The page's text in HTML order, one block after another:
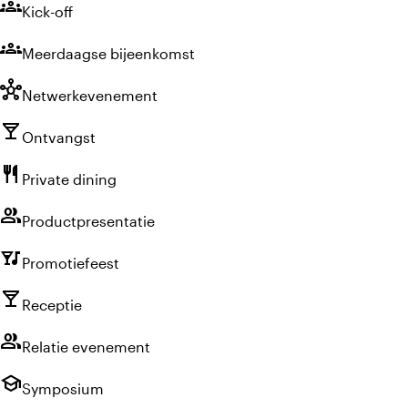
groupsKick-off
groupsMeerdaagse bijeenkomst
hubNetwerkevenement
local_bar Ontvangst
restaurant Private dining
groupProductpresentatie
nightlifePromotiefeest
local_bar Receptie
groupRelatie evenement
schoolSymposium